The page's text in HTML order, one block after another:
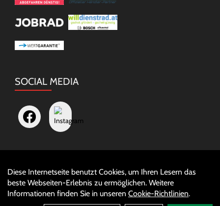
SOCIAL MEDIA
Diese Internetseite benutzt Cookies, um Ihren Lesern das
beste Webseiten-Erlebnis zu ermöglichen. Weitere
Informationen finden Sie in unseren Cookie-Richtlinien.
Auftrag widerrufen